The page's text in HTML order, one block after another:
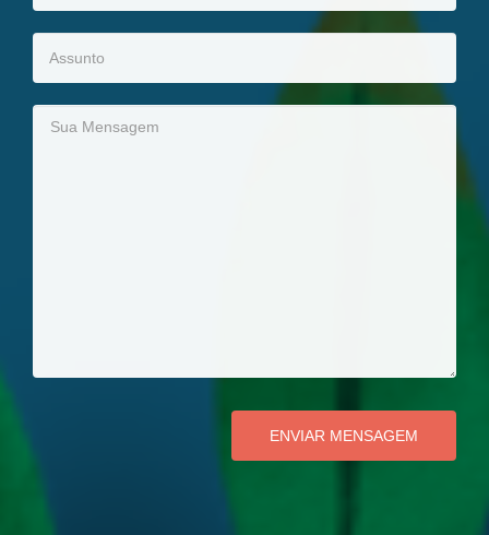
Sua Mensagem
ENVIAR MENSAGEM